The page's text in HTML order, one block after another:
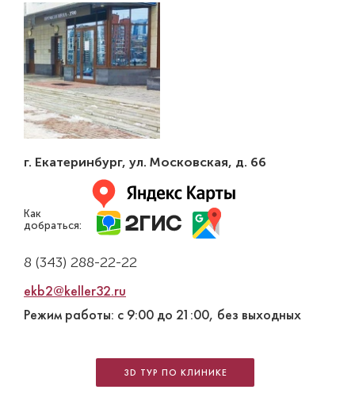
г. Екатеринбург, ул. Московская, д. 66
Как
добраться:
8 (343) 288-22-22
ekb2@keller32.ru
Режим работы: с 9:00 до 21:00, без выходных
3D ТУР ПО КЛИНИКЕ